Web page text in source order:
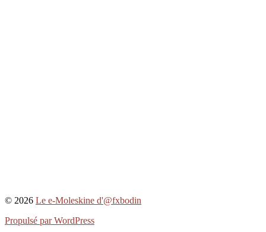
© 2026 Le e-Moleskine d'@fxbodin
Propulsé par WordPress